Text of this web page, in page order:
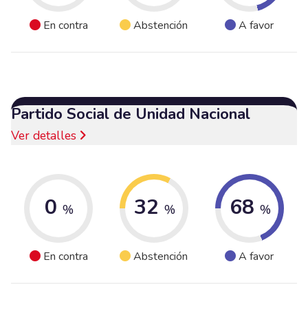
En contra Abstención A favor
Partido Social de Unidad Nacional
Ver detalles
0 %
En contra
32 %
Abstención
68 %
A favor